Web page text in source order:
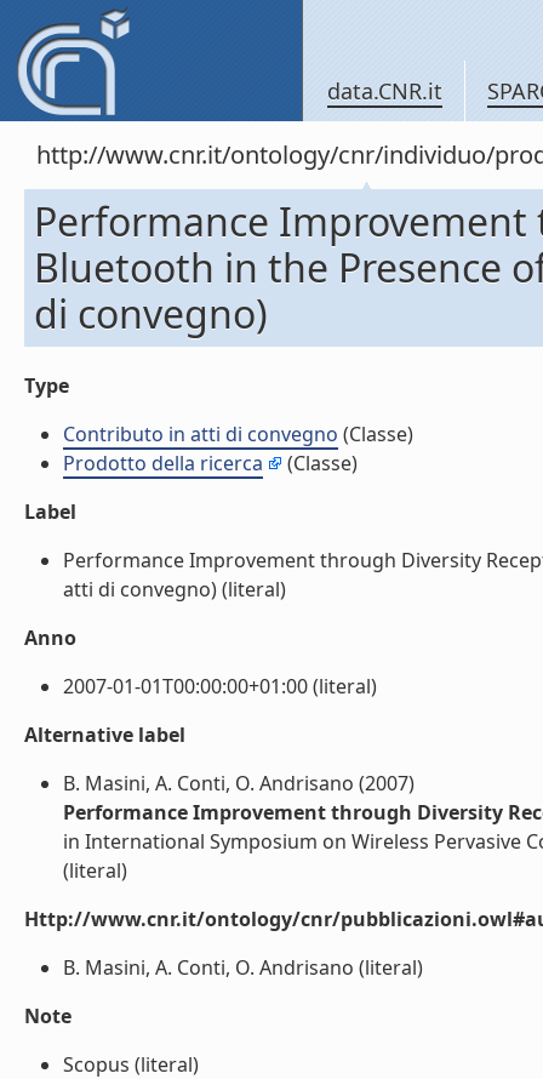
data.CNR.it
http://www.cnr.it/ontology/cnr/individuo/
Performance
Bluetooth in the Presence
di convegno)
Type
Contributo in atti di convegno (Classe)
Prodotto della ricerca
(Classe)
Label
Performance Improvement through Diversity
atti di convegno) (literal)
Anno
2007-01-01T00:00:00+01:00 (literal)
Alternative label
B. Masini, A. Conti, O. Andrisano (2007)
Performance Improvement through Diversity
in International Symposium on Wireless Pervasive
(literal)
Http://www.cnr.it/ontology/cnr/
B. Masini, A. Conti, O. Andrisano (literal)
Note
Scopus (literal)